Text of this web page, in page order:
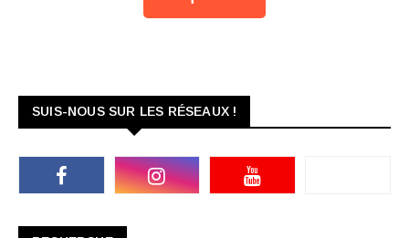
SUIS-NOUS SUR LES RÉSEAUX !